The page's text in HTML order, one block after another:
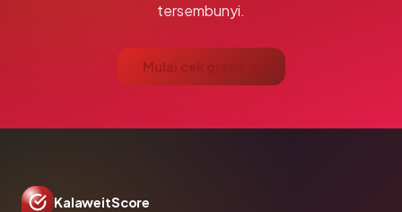
tersembunyi.
Mulai cek gratis →
KalaweitScore